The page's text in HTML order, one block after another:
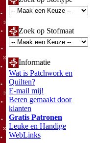
Zoek op Stofmaat
Informatie
Wat is Patchwork en
Quilten?
E-mail mij!
Beren gemaakt door
klanten
Gratis Patronen
Leuke en Handige
WebLinks